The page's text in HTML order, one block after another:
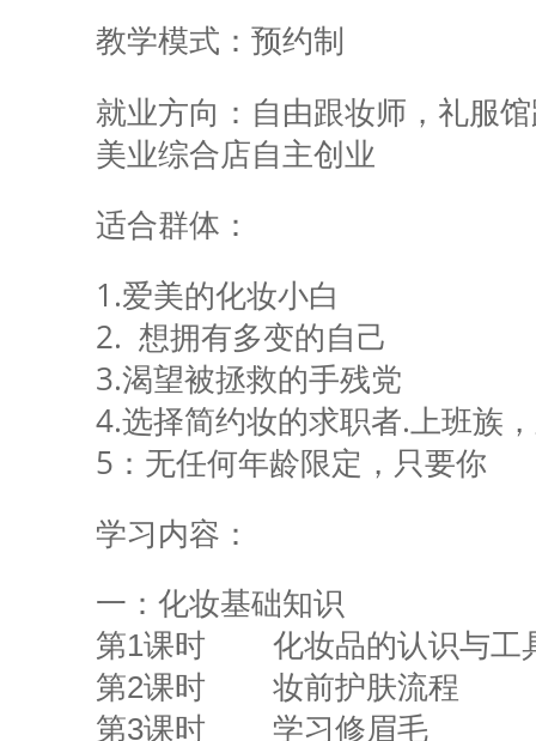
教学模式： 预约制
就业方向 ：自由跟妆师，礼服
美业综合店自主创业
适合群体：
1.爱美的化妆小白
2. 想拥有多变的自己
3.渴望被拯救的手残党
4.选择简约妆的求职者.上班族
5：无任何年龄限定，只要你
学习内容：
一：化妆基础知识
第1课时 化妆品的认识与工
第2课时 妆前护肤流程
第3课时 学习修眉毛